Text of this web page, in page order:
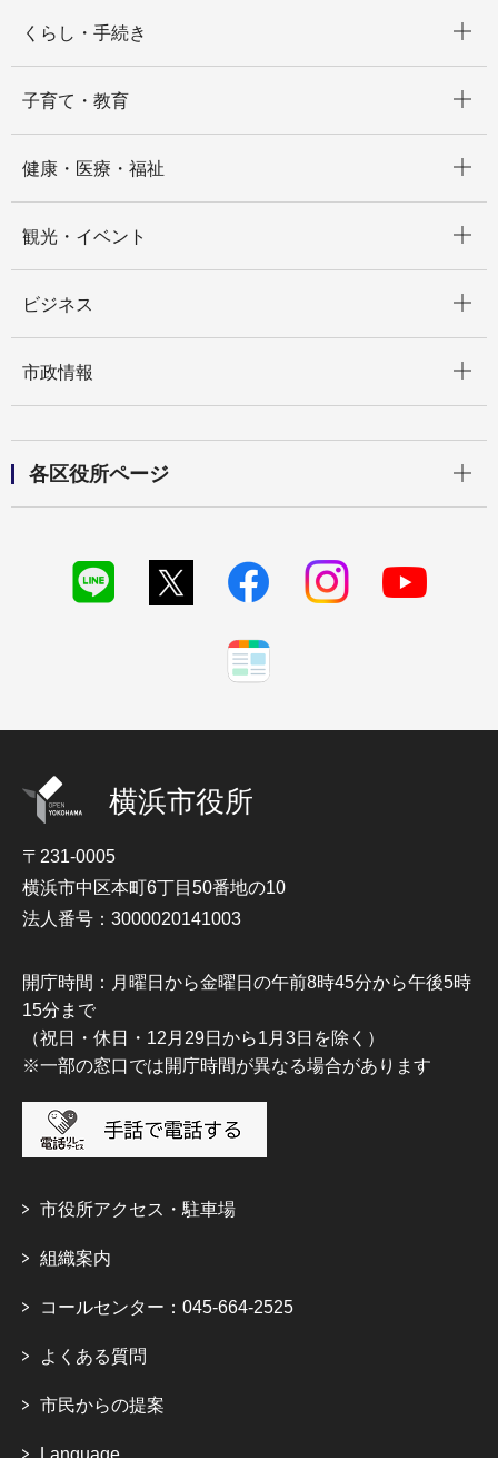
くらし・手続き
子育て・教育
健康・医療・福祉
観光・イベント
ビジネス
市政情報
各区役所ページ
横浜市役所
〒231-0005
横浜市中区本町6丁目50番地の10
法人番号：3000020141003
開庁時間：月曜日から金曜日の午前8時45分から午後5時
15分まで
（祝日・休日・12月29日から1月3日を除く）
※一部の窓口では開庁時間が異なる場合があります
市役所アクセス・駐車場
組織案内
コールセンター：045-664-2525
よくある質問
市民からの提案
Language